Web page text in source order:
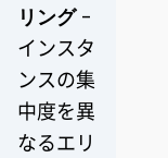
リング-
インスタ
ンスの集
中度を異
なるエリ